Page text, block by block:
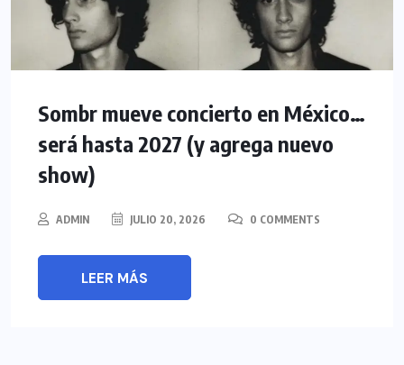
Sombr mueve concierto en México…
será hasta 2027 (y agrega nuevo
show)
ADMIN JULIO 20, 2026 0 COMMENTS
LEER MÁS